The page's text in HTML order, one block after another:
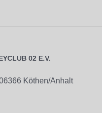
02 E.V.
Köthen/Anhalt